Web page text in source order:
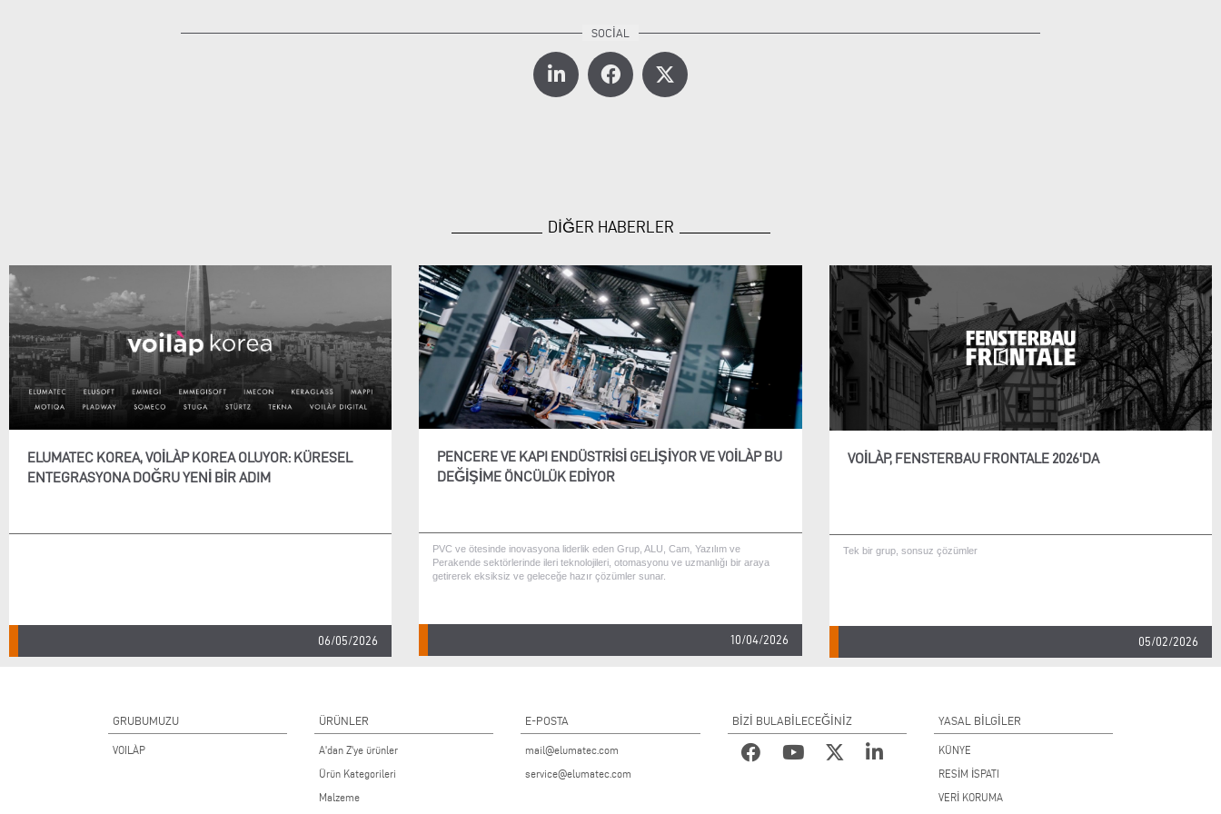
DİĞER HABERLER
ELUMATEC KOREA, VOILÀP KOREA OLUYOR: KÜRESEL
ENTEGRASYONA DOĞRU YENI BIR ADIM
06/05/2026
PENCERE VE KAPI ENDÜSTRISI GELIŞIYOR VE VOILÀP BU
DEĞIŞIME ÖNCÜLÜK EDIYOR
PVC ve ötesinde inovasyona liderlik eden Grup, ALU, Cam, Yazılım ve
Perakende sektörlerinde ileri teknolojileri, otomasyonu ve uzmanlığı bir araya
getirerek eksiksiz ve geleceğe hazır çözümler sunar.
10/04/2026
VOILÀP, FENSTERBAU FRONTALE 2026'DA
Tek bir grup, sonsuz çözümler
05/02/2026
GRUBUMUZU
VOILÀP
ÜRÜNLER
A'dan Z'ye ürünler
Ürün Kategorileri
Malzeme
E-POSTA
mail@elumatec.com
service@elumatec.com
BİZİ BULABİLECEĞİNİZ YASAL BILGILER
KÜNYE
RESİM İSPATI
VERİ KORUMA